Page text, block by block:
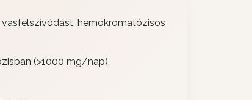
hemokromatózisos
(>1000 mg/nap).